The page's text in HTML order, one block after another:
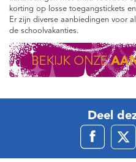
korting op losse toegangstickets
Er zijn diverse aanbiedingen voor
de schoolvakanties.
Deel